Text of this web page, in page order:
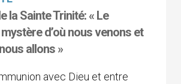
la Sainte Trinité: « Le
d’où nous venons et
allons »
avec Dieu et entre